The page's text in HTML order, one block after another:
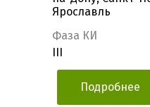
Ярославль
Фаза КИ
Подробнее